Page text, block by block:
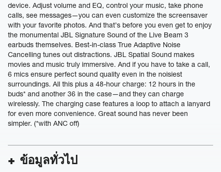
device. Adjust volume and EQ, control your music, take phone
calls, see messages—you can even customize the screensaver
with your favorite photos. And that’s before you even get to enjoy
the monumental JBL Signature Sound of the Live Beam 3
earbuds themselves. Best-in-class True Adaptive Noise
Cancelling tunes out distractions. JBL Spatial Sound makes
movies and music truly immersive. And if you have to take a call,
6 mics ensure perfect sound quality even in the noisiest
surroundings. All this plus a 48-hour charge: 12 hours in the
buds* and another 36 in the case—and they can charge
wirelessly. The charging case features a loop to attach a lanyard
for even more convenience. Great sound has never been
simpler. (*with ANC off)
ข้อมูลทั่วไป